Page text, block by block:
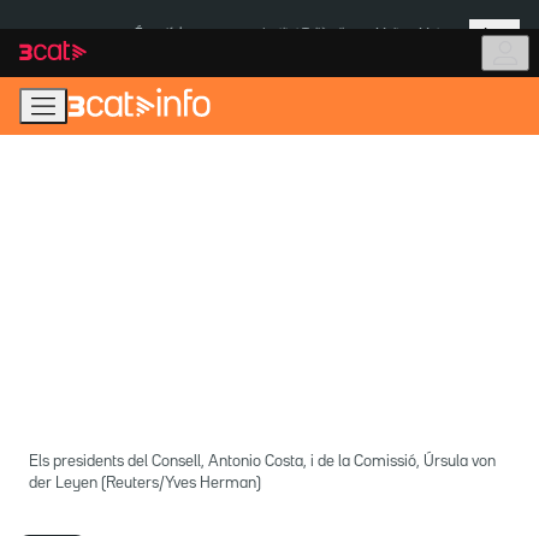
navegació
principal
contingut
Més
Els presidents del Consell, Antonio Costa, i de la Comissió, Úrsula von
der Leyen (Reuters/Yves Herman)